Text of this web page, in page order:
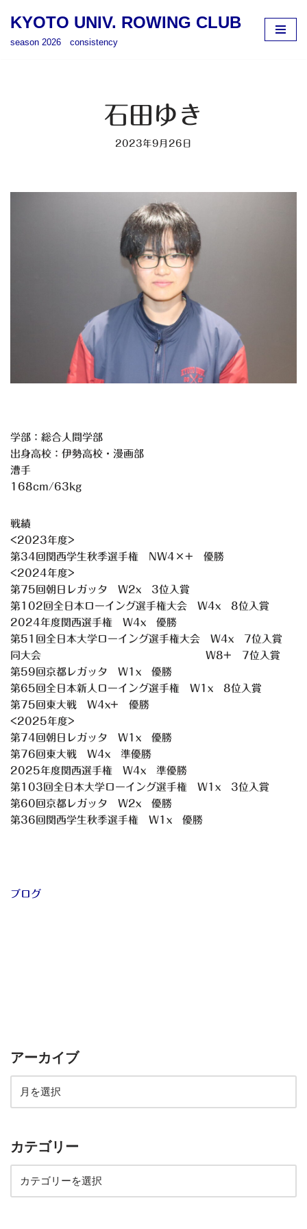
KYOTO UNIV. ROWING CLUB
season 2026 consistency
石田ゆき
2023年9月26日
学部：総合人間学部
出身高校：伊勢高校・漫画部
漕手
168cm/63kg
戦績
<2023年度>
第34回関西学生秋季選手権 NW4×+ 優勝
<2024年度>
第75回朝日レガッタ W2x 3位入賞
第102回全日本ローイング選手権大会 W4x 8位入賞
2024年度関西選手権 W4x 優勝
第51回全日本大学ローイング選手権大会 W4x 7位入賞
同大会 W8+ 7位入賞
第59回京都レガッタ W1x 優勝
第65回全日本新人ローイング選手権 W1x 8位入賞
第75回東大戦 W4x+ 優勝
<2025年度>
第74回朝日レガッタ W1x 優勝
第76回東大戦 W4x 準優勝
2025年度関西選手権 W4x 準優勝
第103回全日本大学ローイング選手権 W1x 3位入賞
第60回京都レガッタ W2x 優勝
第36回関西学生秋季選手権 W1x 優勝
ブログ
アーカイブ
カテゴリー